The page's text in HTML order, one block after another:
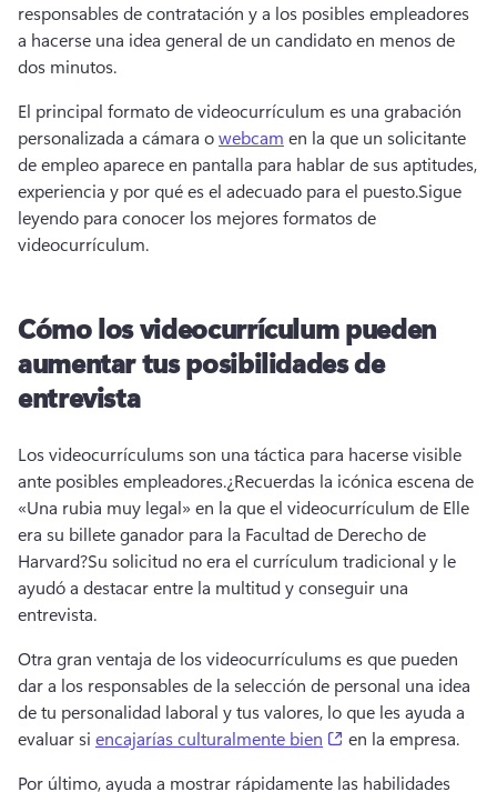
responsables de contratación y a los posibles empleadores
a hacerse una idea general de un candidato en menos de
dos minutos.
El principal formato de videocurrículum es una grabación
personalizada a cámara o webcam en la que un solicitante
de empleo aparece en pantalla para hablar de sus aptitudes,
experiencia y por qué es el adecuado para el puesto.Sigue
leyendo para conocer los mejores formatos de
videocurrículum.
Cómo los videocurrículum pueden
aumentar tus posibilidades de
entrevista
Los videocurrículums son una táctica para hacerse visible
ante posibles empleadores.¿Recuerdas la icónica escena de
«Una rubia muy legal» en la que el videocurrículum de Elle
era su billete ganador para la Facultad de Derecho de
Harvard?Su solicitud no era el currículum tradicional y le
ayudó a destacar entre la multitud y conseguir una
entrevista.
Otra gran ventaja de los videocurrículums es que pueden
dar a los responsables de la selección de personal una idea
de tu personalidad laboral y tus valores, lo que les ayuda a
evaluar si encajarías culturalmente bien (opens in a new
en la empresa.
Por último, ayuda a mostrar rápidamente las habilidades